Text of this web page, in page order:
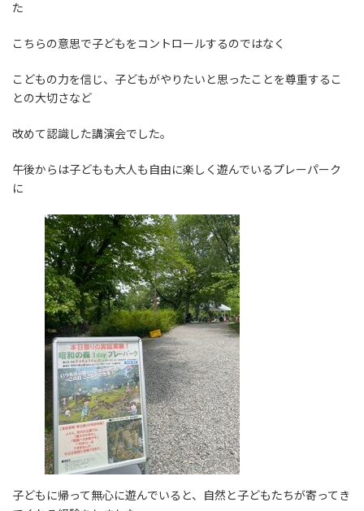
た
こちらの意思で子どもをコントロールするのではなく
こどもの力を信じ、子どもがやりたいと思ったことを尊重するこ
との大切さなど
改めて認識した講演会でした。
午後からは子どもも大人も自由に楽しく遊んでいるプレーパーク
に
子どもに帰って無心に遊んでいると、自然と子どもたちが寄ってき